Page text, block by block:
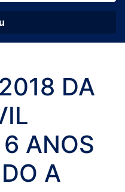
DA
ANOS
A